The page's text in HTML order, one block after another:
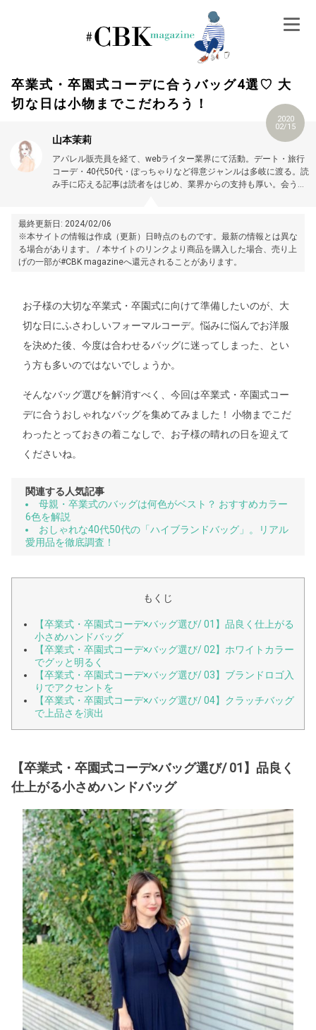
卒業式・卒園式コーデに合うバッグ4選♡ 大
切な日は小物までこだわろう！
2020
02/15
山本茉莉
アパレル販売員を経て、webライター業界にて活動。デート・旅行
コーデ・40代50代・ぽっちゃりなど得意ジャンルは多岐に渡る。読
み手に応える記事は読者をはじめ、業界からの支持も厚い。会う
https://magazine.cubki.jp/articles/70524609.html
最終更新日: 2024/02/06
※本サイトの情報は作成（更新）日時点のものです。最新の情報とは異な
る場合があります。 / 本サイトのリンクより商品を購入した場合、売り上
げの一部が#CBK magazineへ還元されることがあります。
お子様の大切な卒業式・卒園式に向けて準備したいのが、大
切な日にふさわしいフォーマルコーデ。悩みに悩んでお洋服
を決めた後、今度は合わせるバッグに迷ってしまった、とい
う方も多いのではないでしょうか。
そんなバッグ選びを解消すべく、今回は卒業式・卒園式コー
デに合うおしゃれなバッグを集めてみました！ 小物までこだ
わったとっておきの着こなしで、お子様の晴れの日を迎えて
くださいね。
関連する人気記事
母親・卒業式のバッグは何色がベスト？ おすすめカラー
6色を解説
おしゃれな40代50代の「ハイブランドバッグ」。リアル
愛用品を徹底調査！
もくじ
【卒業式・卒園式コーデ×バッグ選び/ 01】品良く仕上がる
小さめハンドバッグ
【卒業式・卒園式コーデ×バッグ選び/ 02】ホワイトカラー
でグッと明るく
【卒業式・卒園式コーデ×バッグ選び/ 03】ブランドロゴ入
りでアクセントを
【卒業式・卒園式コーデ×バッグ選び/ 04】クラッチバッグ
で上品さを演出
【卒業式・卒園式コーデ×バッグ選び/ 01】品良く
仕上がる小さめハンドバッグ